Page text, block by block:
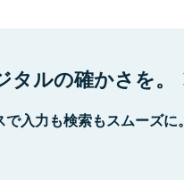
タルの確かさを。
入力も検索もスムーズに。